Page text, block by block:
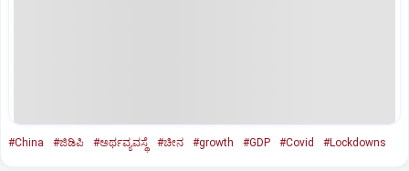
#China #ಜಿಡಿಪಿ #ಅರ್ಥವ್ಯವಸ್ಥೆ #ಚೀನ #growth #GDP #Covid #Lockdowns